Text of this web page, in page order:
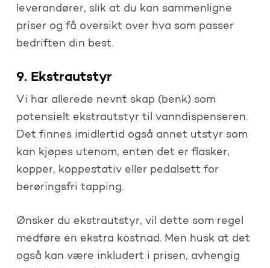
leverandører, slik at du kan sammenligne
priser og få oversikt over hva som passer
bedriften din best.
9. Ekstrautstyr
Vi har allerede nevnt skap (benk) som
potensielt ekstrautstyr til vanndispenseren.
Det finnes imidlertid også annet utstyr som
kan kjøpes utenom, enten det er flasker,
kopper, koppestativ eller pedalsett for
berøringsfri tapping.
Ønsker du ekstrautstyr, vil dette som regel
medføre en ekstra kostnad. Men husk at det
også kan være inkludert i prisen, avhengig